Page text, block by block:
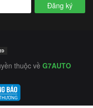
Đăng ký
thuộc về G7AUTO